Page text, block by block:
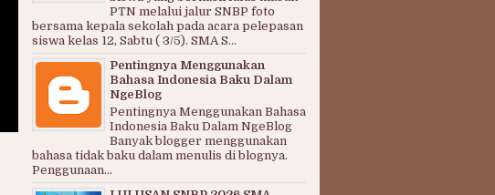
PTN melalui jalur SNBP foto
bersama kepala sekolah pada acara pelepasan
siswa kelas 12, Sabtu ( 3/5). SMA S...
Pentingnya Menggunakan
Bahasa Indonesia Baku Dalam
NgeBlog
Pentingnya Menggunakan Bahasa
Indonesia Baku Dalam NgeBlog
Banyak blogger menggunakan
bahasa tidak baku dalam menulis di blognya.
Penggunaan...